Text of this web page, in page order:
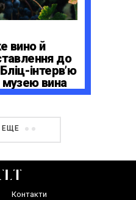
вино й
до
інтерв’ю
музею вина
Бордо
ЕЩЕ
Контакти